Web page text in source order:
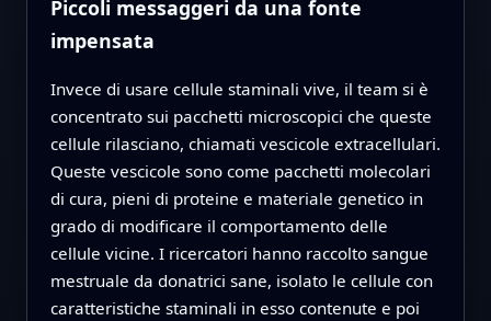
Piccoli messaggeri da una fonte
impensata
Invece di usare cellule staminali vive, il team si è
concentrato sui pacchetti microscopici che queste
cellule rilasciano, chiamati vescicole extracellulari.
Queste vescicole sono come pacchetti molecolari
di cura, pieni di proteine e materiale genetico in
grado di modificare il comportamento delle
cellule vicine. I ricercatori hanno raccolto sangue
mestruale da donatrici sane, isolato le cellule con
caratteristiche staminali in esso contenute e poi